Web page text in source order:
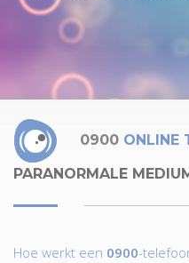
0900 ONLINE
PARANORMALE
Hoe werkt een 0900-